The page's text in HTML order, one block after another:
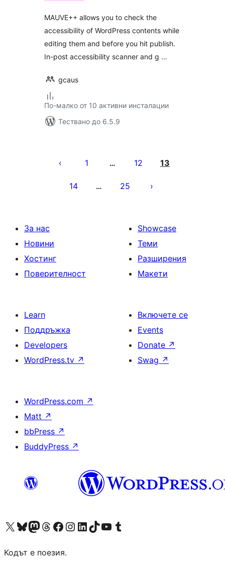
MAUVE++ allows you to check the
accessibility of WordPress contents while
editing them and before you hit publish.
In-post accessibility scanner and g …
gcaus
По-малко от 10 активни инсталации
Тествано до 6.5.9
1 … 12 13
14 … 25
За нас
Новини
Хостинг
Поверителност
Showcase
Теми
Разширения
Макети
Learn
Поддръжка
Developers
WordPress.tv ↗
Включете се
Events
Donate ↗
Swag ↗
WordPress.com ↗
Matt ↗
bbPress ↗
BuddyPress ↗
Visit our X (formerly Twitter) account
Visit our Bluesky account
Visit our Mastodon account
Visit our Threads account
Посетете нашата страница във Facebook
Посетете нашия профил в Instagram
Посетете нашия профил в LinkedIn
Visit our TikTok account
Visit our YouTube channel
Visit our Tumblr account
Кодът е поезия.